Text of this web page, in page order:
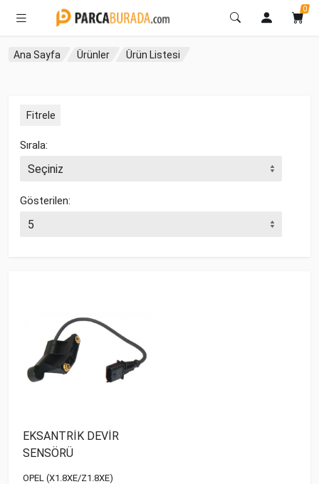
0
Ana Sayfa Ürünler Ürün Listesi
Fitrele
Sırala:
Gösterilen:
EKSANTRİK DEVİR
SENSÖRÜ
OPEL (X1.8XE/Z1.8XE)